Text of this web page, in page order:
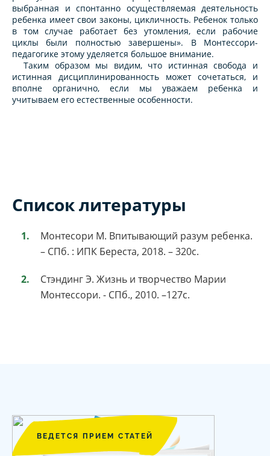
выбранная и спонтанно осуществляемая деятельность
ребенка имеет свои законы, цикличность. Ребенок только
в том случае работает без утомления, если рабочие
циклы были полностью завершены». В Монтессори-
педагогике этому уделяется большое внимание.
Таким образом мы видим, что истинная свобода и
истинная дисциплинированность может сочетаться, и
вполне органично, если мы уважаем ребенка и
учитываем его естественные особенности.
Список литературы
Монтесори М. Впитывающий разум ребенка.
– СПб. : ИПК Береста, 2018. – 320с.
Стэндинг Э. Жизнь и творчество Марии
Монтессори. - СПб., 2010. –127с.
ВЕДЕТСЯ ПРИЕМ СТАТЕЙ